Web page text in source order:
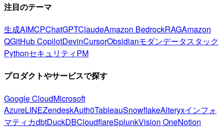
注目のテーマ
生成AIMCPChatGPTClaudeAmazon BedrockRAGAmazon
QGitHub CopilotDevinCursorObsidianモダンデータスタック
PythonセキュリティPM
プロダクトやサービスで探す
Google CloudMicrosoft
AzureLINEZendeskAuth0TableauSnowflakeAlteryxインフォ
マティカdbtDuckDBCloudflareSplunkVision OneNotion